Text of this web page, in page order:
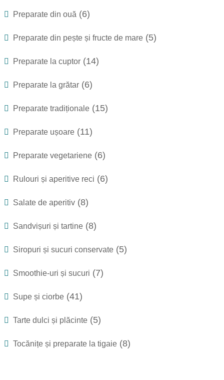
Preparate din ouă (6)
Preparate din pește și fructe de mare (5)
Preparate la cuptor (14)
Preparate la grătar (6)
Preparate tradiționale (15)
Preparate ușoare (11)
Preparate vegetariene (6)
Rulouri și aperitive reci (6)
Salate de aperitiv (8)
Sandvișuri și tartine (8)
Siropuri și sucuri conservate (5)
Smoothie-uri și sucuri (7)
Supe și ciorbe (41)
Tarte dulci și plăcinte (5)
Tocănițe și preparate la tigaie (8)